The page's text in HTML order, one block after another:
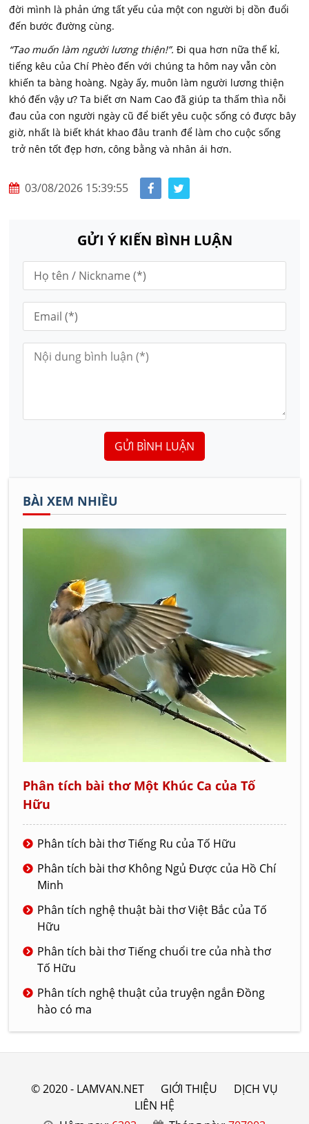
đời mình là phản ứng tất yếu của một con người bị dồn đuổi
đến bước đường cùng.
“Tao muốn làm người lương thiện!”. Đi qua hơn nữa thế kỉ,
tiếng kêu của Chí Phèo đến với chúng ta hôm nay vẫn còn
khiến ta bàng hoàng. Ngày ấy, muôn làm người lương thiện
khó đến vậy ư? Ta biết ơn Nam Cao đã giúp ta thấm thìa nỗi
đau của con người ngày cũ để biết yêu cuộc sống có được bây
giờ, nhất là biết khát khao đâu tranh để làm cho cuộc sống
trở nên tốt đẹp hơn, công bằng và nhân ái hơn.
03/08/2026 15:39:55
GỬI Ý KIẾN BÌNH LUẬN
GỬI BÌNH LUẬN
BÀI XEM NHIỀU
Phân tích bài thơ Một Khúc Ca của Tố
Hữu
Phân tích bài thơ Tiếng Ru của Tố Hữu
Phân tích bài thơ Không Ngủ Được của Hồ Chí
Minh
Phân tích nghệ thuật bài thơ Việt Bắc của Tố
Hữu
Phân tích bài thơ Tiếng chuổi tre của nhà thơ
Tố Hữu
Phân tích nghệ thuật của truyện ngắn Đồng
hào có ma
© 2020 - LAMVAN.NET GIỚI THIỆU
DỊCH VỤ
LIÊN HỆ